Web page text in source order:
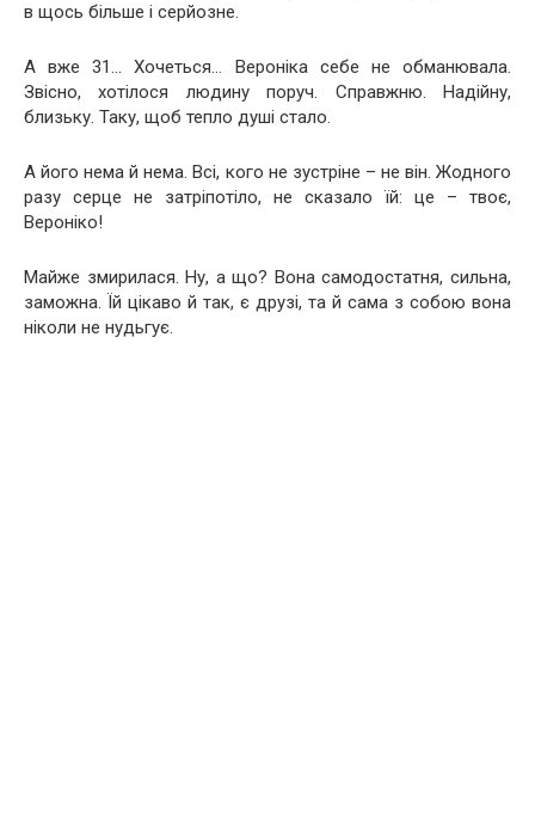
в щось більше і серйозне.
А вже 31… Хочеться… Вероніка себе не обманювала.
Звісно, хотілося людину поруч. Справжню. Надійну,
близьку. Таку, щоб тепло душі стало.
А його нема й нема. Всі, кого не зустріне – не він. Жодного
разу серце не затріпотіло, не сказало їй: це – твоє,
Вероніко!
Майже змирилася. Ну, а що? Вона самодостатня, сильна,
заможна. Їй цікаво й так, є друзі, та й сама з собою вона
ніколи не нудьгує.